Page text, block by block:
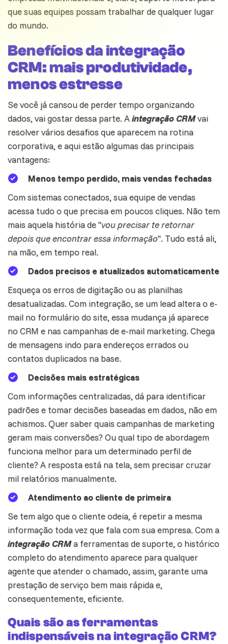
que suas equipes possam trabalhar de qualquer lugar
do mundo.
Benefícios da integração
CRM: mais produtividade,
menos estresse
Se você já cansou de perder tempo organizando
dados, vai gostar dessa parte. Aintegração CRMvai
resolver vários desafios que aparecem na rotina
corporativa, e aqui estão algumas das principais
vantagens:
Menos tempo perdido, mais vendas fechadas
Com sistemas conectados, sua equipe de vendas
acessa tudo o que precisa em poucos cliques. Não tem
mais aquela história de "vou precisar te retornar
depois que encontrar essa informação". Tudo está ali,
na mão, em tempo real.
Dados precisos e atualizados automaticamente
Esqueça os erros de digitação ou as planilhas
desatualizadas. Com integração, se um leadaltera o e-
mail no formulário do site, essa mudança já aparece
no CRM e nas campanhas de e-mail marketing. Chega
de mensagens indo para endereços errados ou
contatos duplicados na base.
Decisões mais estratégicas
Com informações centralizadas, dá para identificar
padrões e tomar decisões baseadas em dados, não em
achismos. Quer saber quaiscampanhas de marketing
geram mais conversões? Ou qual tipo de abordagem
funciona melhor para um determinado perfil de
cliente? A resposta está na tela, sem precisar cruzar
mil relatórios manualmente.
Atendimento ao cliente de primeira
Se tem algo que o cliente odeia, é repetir a mesma
informação toda vez que fala com sua empresa. Com a
integração CRMa ferramentas de suporte, o histórico
completo do atendimento aparece para qualquer
agente que atender o chamado, assim, garante uma
prestação de serviço bem mais rápida e,
consequentemente, eficiente.
Quais são as ferramentas
indispensáveis na integração CRM?